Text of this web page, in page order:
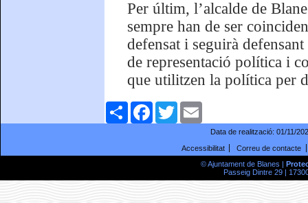
Per últim, l’alcalde de
sempre han de ser
defensat i seguirà
de representació política i
que utilitzen la política per
ComparteixFacebookTwitter
Data de realització: 01/11/
Accessibilitat
Correu de contacte
© Ajuntament de Blanes |
Passeig Dintre 29 |